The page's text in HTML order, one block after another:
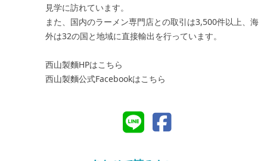
見学に訪れています。
また、国内のラーメン専門店との取引は3,500件以上、海
外は32の国と地域に直接輸出を行っています。
西山製麵HPはこちら
西山製麵公式Facebookはこちら